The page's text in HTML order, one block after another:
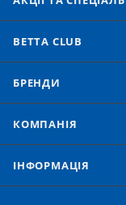
BETTA CLUB
БРЕНДИ
КОМПАНІЯ
IНФОРМАЦІЯ